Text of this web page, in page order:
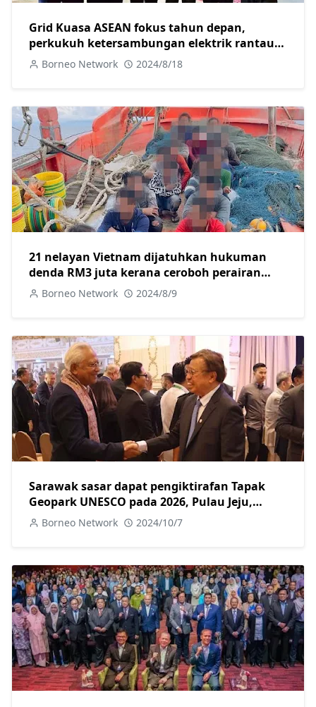
Grid Kuasa ASEAN fokus tahun depan,
perkukuh ketersambungan elektrik rantau
ASEAN- TPM Fadillah
Borneo Network 2024/8/18
21 nelayan Vietnam dijatuhkan hukuman
denda RM3 juta kerana ceroboh perairan
negara
Borneo Network 2024/8/9
Sarawak sasar dapat pengiktirafan Tapak
Geopark UNESCO pada 2026, Pulau Jeju,
Korea jadi tanda aras
Borneo Network 2024/10/7